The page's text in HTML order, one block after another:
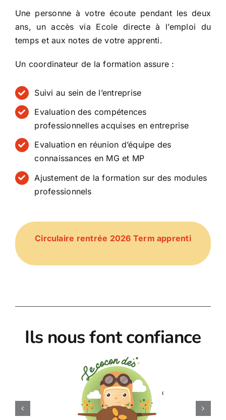
Une personne à votre écoute pendant les deux
ans, un accès via Ecole directe à l’emploi du
temps et aux notes de votre apprenti.
Un coordinateur de la formation assure :
Suivi au sein de l’entreprise
Evaluation des compétences
professionnelles acquises en entreprise
Evaluation en réunion d’équipe des
connaissances en MG et MP
Ajustement de la formation sur des modules
professionnels
Circulaire rentrée 2026 Term apprenti
Ils nous font confiance